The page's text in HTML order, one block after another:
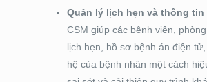
Quản lý lịch hẹn và thông tin
CSM giúp các bệnh viện,
lịch hẹn, hồ sơ bệnh án điện
hệ của bệnh nhân một cách